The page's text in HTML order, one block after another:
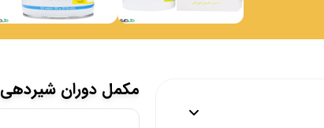
مکمل دوران شیردهی